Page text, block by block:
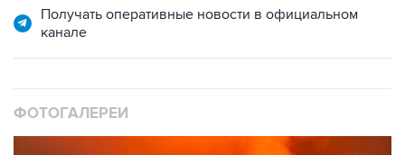
Получать оперативные новости в официальном
канале
ФОТОГАЛЕРЕИ